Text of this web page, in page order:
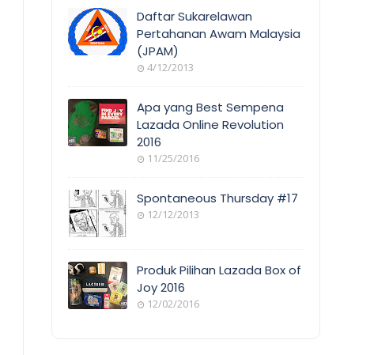
COVERAGE
Daftar Sukarelawan
Pertahanan Awam Malaysia
(JPAM)
4/12/2013
Apa yang Best Sempena
Lazada Online Revolution
2016
11/25/2016
E
Spontaneous Thursday #17
12/12/2013
Produk Pilihan Lazada Box of
Joy 2016
12/02/2016